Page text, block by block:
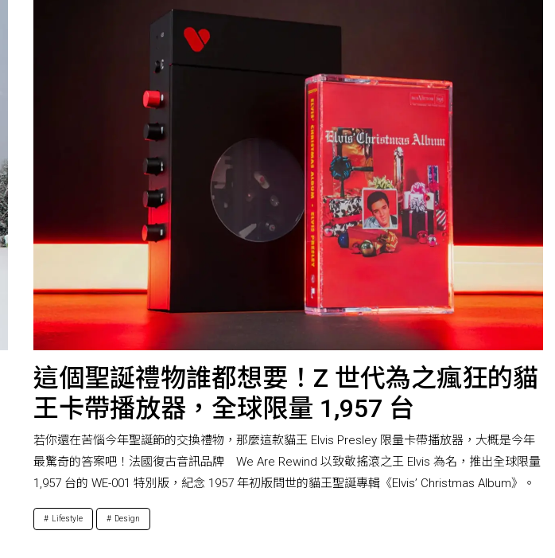
這個聖誕禮物誰都想要！Z 世代為之瘋狂的貓
王卡帶播放器，全球限量 1,957 台
若你還在苦惱今年聖誕節的交換禮物，那麼這款貓王 Elvis Presley 限量卡帶播放器，大概是今年
最驚奇的答案吧！法國復古音訊品牌 We Are Rewind 以致敬搖滾之王 Elvis 為名，推出全球限量
1,957 台的 WE-001 特別版，紀念 1957 年初版問世的貓王聖誕專輯《Elvis’ Christmas Album》。
Lifestyle Design